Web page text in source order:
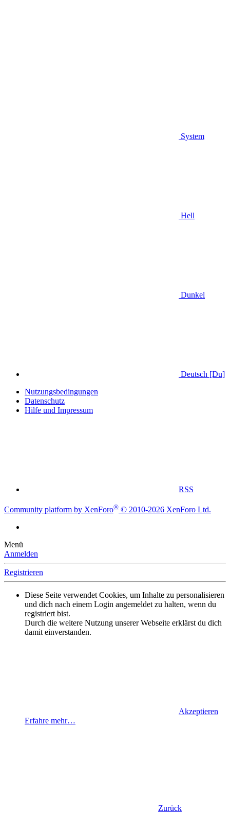
System
Hell
Dunkel
Deutsch [Du]
Nutzungsbedingungen
Datenschutz
Hilfe und Impressum
RSS
Community platform by XenForo® © 2010-2026 XenForo Ltd.
Menü
Anmelden
Registrieren
Diese Seite verwendet Cookies, um Inhalte zu personalisieren
und dich nach einem Login angemeldet zu halten, wenn du
registriert bist.
Durch die weitere Nutzung unserer Webseite erklärst du dich
damit einverstanden.
Akzeptieren
Erfahre mehr…
Zurück